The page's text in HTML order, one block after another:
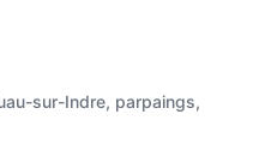
sur-Indre, parpaings,